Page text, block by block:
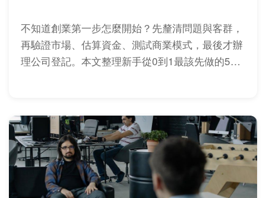
不知道創業第一步怎麼開始？先釐清問題與客群，
再驗證市場、估算資金、測試商業模式，最後才辦
理公司登記。本文整理新手從0到1最該先做的5件